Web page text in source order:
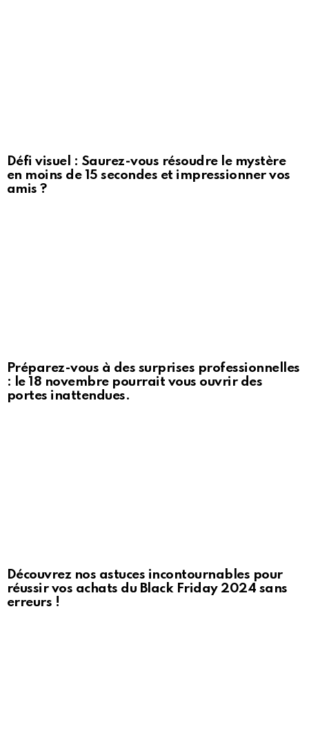
Défi visuel : Saurez-vous résoudre le mystère
en moins de 15 secondes et impressionner vos
amis ?
Préparez-vous à des surprises professionnelles
: le 18 novembre pourrait vous ouvrir des
portes inattendues.
Découvrez nos astuces incontournables pour
réussir vos achats du Black Friday 2024 sans
erreurs !